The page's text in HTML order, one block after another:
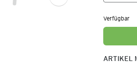
Verfügbar
ARTIKEL